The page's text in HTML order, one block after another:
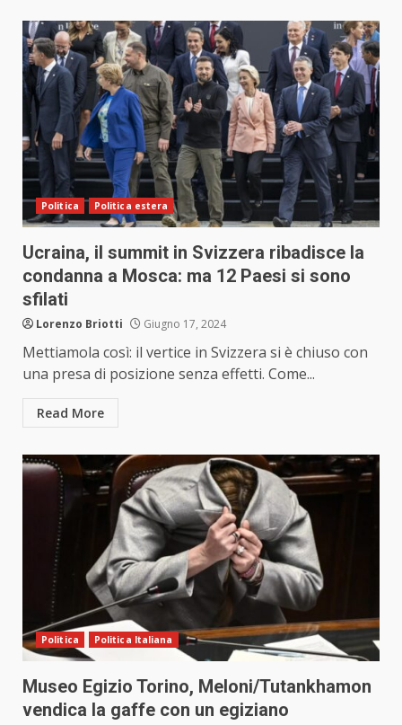
Politica Politica estera
Ucraina, il summit in Svizzera ribadisce la
condanna a Mosca: ma 12 Paesi si sono
sfilati
Lorenzo Briotti Giugno 17, 2024
Mettiamola così: il vertice in Svizzera si è chiuso con
una presa di posizione senza effetti. Come...
Read More
Politica Politica Italiana
Museo Egizio Torino, Meloni/Tutankhamon
vendica la gaffe con un egiziano